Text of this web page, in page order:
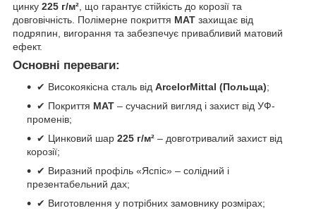
цинку 225 г/м², що гарантує стійкість до корозії та
довговічність. Полімерне покриття МАТ захищає від
подряпин, вигорання та забезпечує привабливий матовий
ефект.
Основні переваги:
✔ Високоякісна сталь від ArcelorMittal (Польща);
✔ Покриття МАТ – сучасний вигляд і захист від УФ-
променів;
✔ Цинковий шар 225 г/м² – довготривалий захист від
корозії;
✔ Виразний профіль «Яспіс» – солідний і
презентабельний дах;
✔ Виготовлення у потрібних замовнику розмірах;